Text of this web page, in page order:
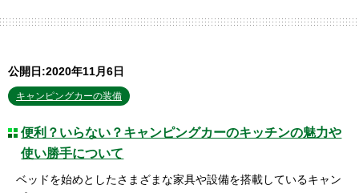
公開日:2020年11月6日
キャンピングカーの装備
便利？いらない？キャンピングカーのキッチンの魅力や
使い勝手について
ベッドを始めとしたさまざまな家具や設備を搭載しているキャン